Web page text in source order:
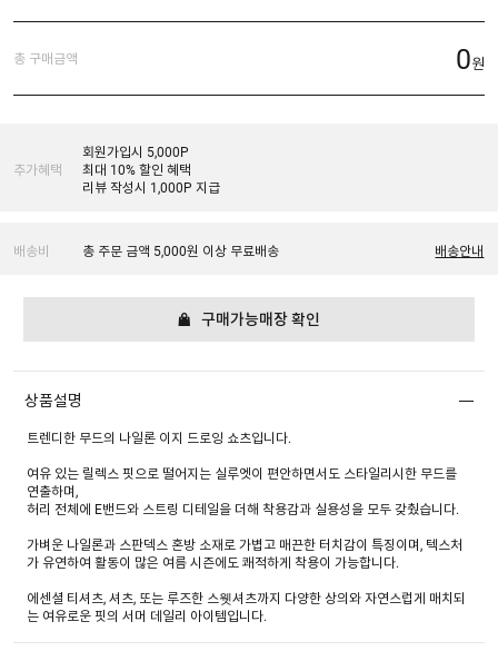
총 구매금액 0원
추가혜택
회원가입시 5,000P
최대 10% 할인 혜택
리뷰 작성시 1,000P 지급
배송비 총 주문 금액 5,000원 이상 무료배송 배송안내
구매가능매장 확인
상품설명
트렌디한 무드의 나일론 이지 드로잉 쇼츠입니다.
여유 있는 릴렉스 핏으로 떨어지는 실루엣이 편안하면서도 스타일리시한 무드를
연출하며,
허리 전체에 E밴드와 스트링 디테일을 더해 착용감과 실용성을 모두 갖췄습니다.
가벼운 나일론과 스판덱스 혼방 소재로 가볍고 매끈한 터치감이 특징이며, 텍스처
가 유연하여 활동이 많은 여름 시즌에도 쾌적하게 착용이 가능합니다.
에센셜 티셔츠, 셔츠, 또는 루즈한 스웻셔츠까지 다양한 상의와 자연스럽게 매치되
는 여유로운 핏의 서머 데일리 아이템입니다.